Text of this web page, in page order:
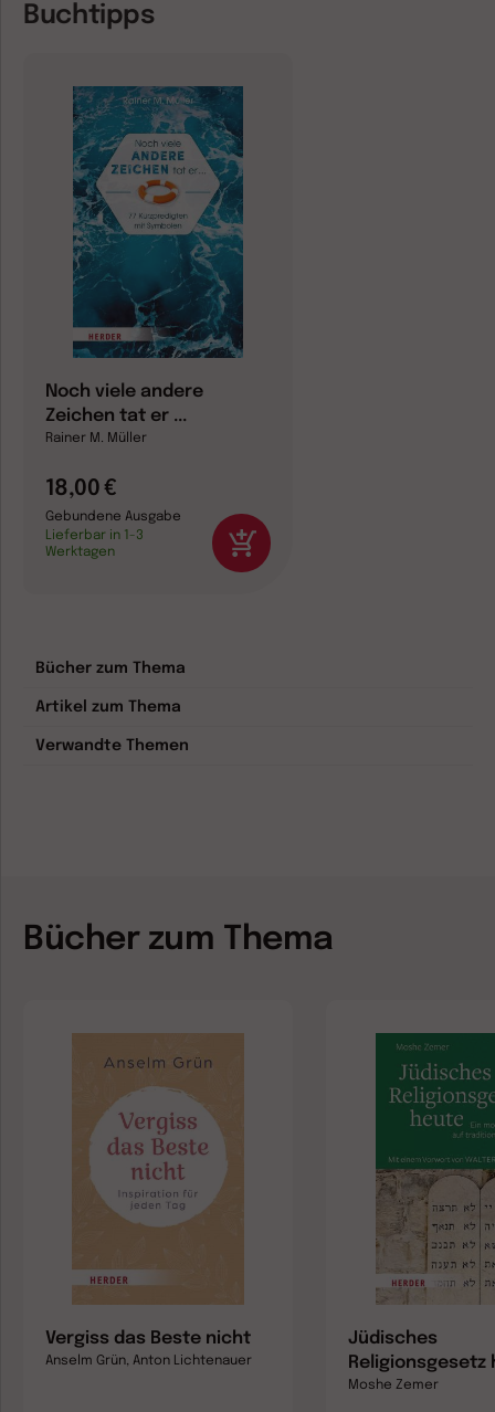
Buchtipps
Noch viele andere
Zeichen tat er ...
Rainer M. Müller
18,00 €
Gebundene Ausgabe
Lieferbar in 1-3
Werktagen
Bücher zum Thema
Artikel zum Thema
Verwandte Themen
Bücher zum Thema
Vergiss das Beste nicht
Anselm Grün, Anton Lichtenauer
Jüdisches
Religionsgesetz
Moshe Zemer